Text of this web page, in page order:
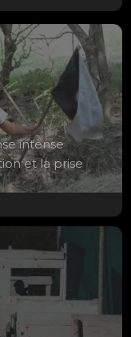
intense
et la prise